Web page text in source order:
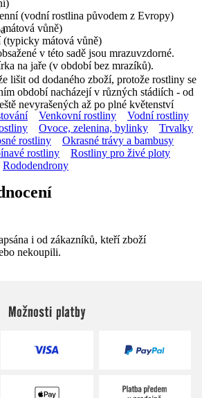
lišit od dodaného zboží, protože rostliny se
období nacházejí v různých stádiích - od
nevyrašených až po plné květenství
(vodní rostlina původem z Evropy)
vůně)
(typicky mátová vůně)
v této sadě jsou mrazuvzdorné.
na jaře (v období bez mrazíků).
Venkovní rostliny
Vodní rostliny
Ovoce, zelenina, bylinky
Trvalky
rostliny
Okrasné trávy a bambusy
rostliny
Rostliny pro živé ploty
Rododendrony
i od zákazníků, kteří zboží
nekoupili.
Možnosti platby